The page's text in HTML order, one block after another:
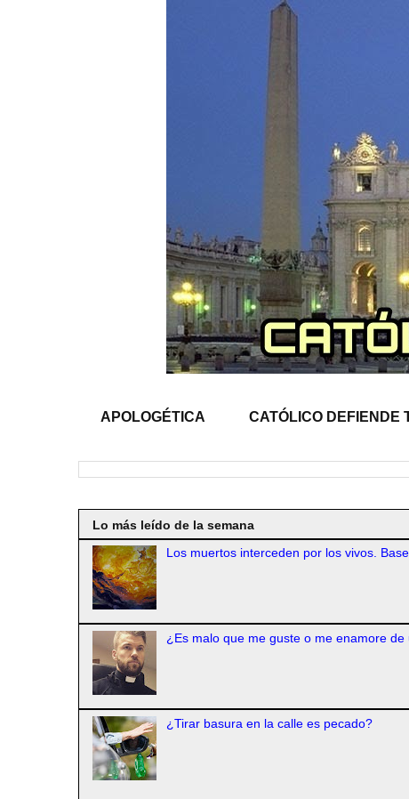
APOLOGÉTICA CATÓLICO DEFIENDE
Lo más leído de la semana
Los muertos interceden por los vivos.
¿Es malo que me guste o me enamore de
¿Tirar basura en la calle es pecado?